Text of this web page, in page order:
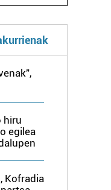
hiru
egilea
Kofradia